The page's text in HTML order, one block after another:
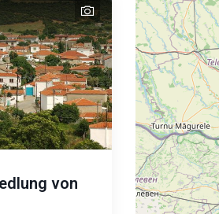
text
von